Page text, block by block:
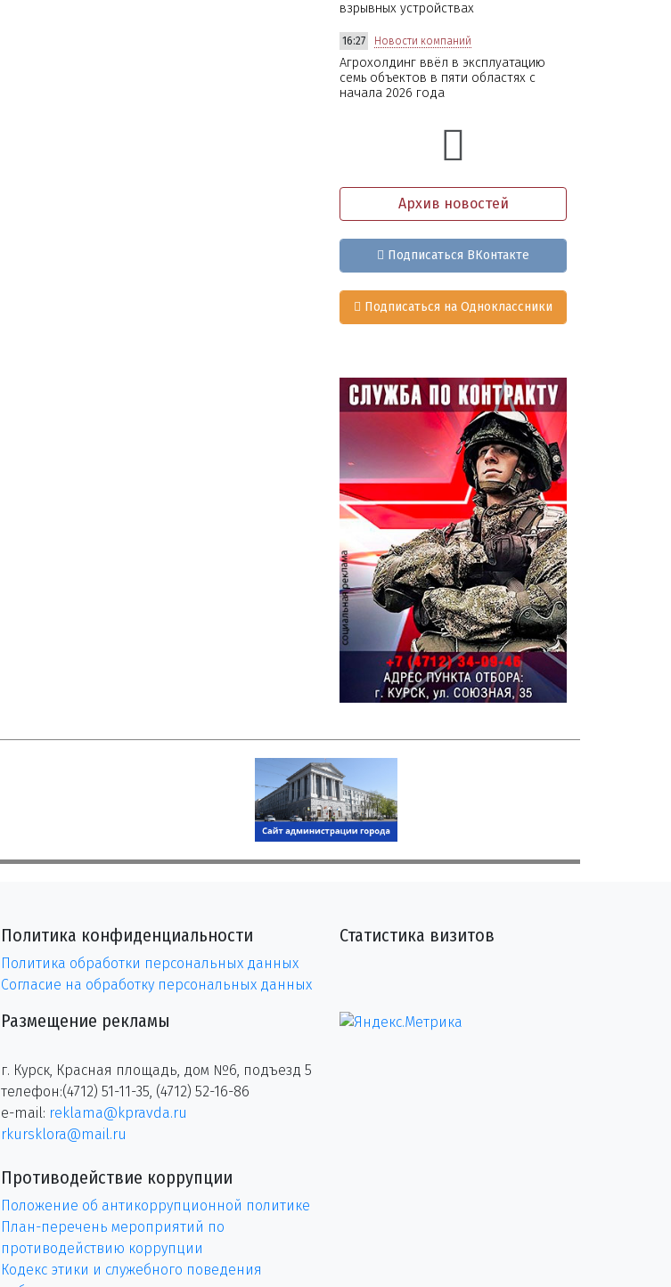
взрывных устройствах
16:27 Новости компаний
Агрохолдинг ввёл в эксплуатацию
семь объектов в пяти областях с
начала 2026 года
Архив новостей
Подписаться ВКонтакте
Подписаться на Одноклассники
Политика конфиденциальности
Политика обработки персональных данных
Согласие на обработку персональных данных
Размещение рекламы
г. Курск, Красная площадь, дом №6, подъезд 5
телефон:(4712) 51-11-35, (4712) 52-16-86
e-mail: reklama@kpravda.ru
rkursklora@mail.ru
Противодействие коррупции
Положение об антикоррупционной политике
План-перечень мероприятий по
противодействию коррупции
Кодекс этики и служебного поведения
Статистика визитов